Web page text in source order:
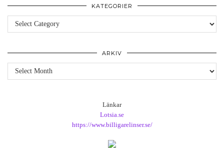
KATEGORIER
Kategorier
ARKIV
Arkiv
Länkar
Lotsia.se
https://www.billigarelinser.se/